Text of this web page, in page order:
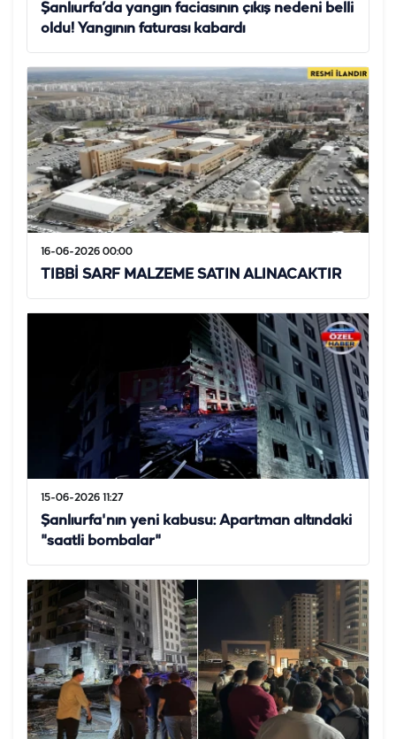
Şanlıurfa’da yangın faciasının çıkış nedeni belli
oldu! Yangının faturası kabardı
16-06-2026 00:00
TIBBİ SARF MALZEME SATIN ALINACAKTIR
15-06-2026 11:27
Şanlıurfa'nın yeni kabusu: Apartman altındaki
"saatli bombalar"